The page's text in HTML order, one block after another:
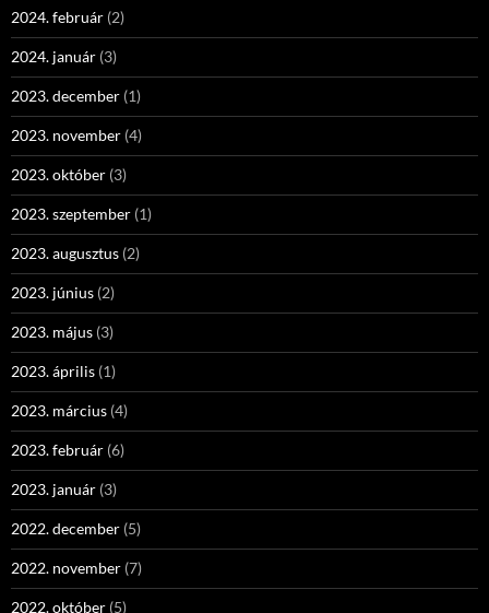
2024. február (2)
2024. január (3)
2023. december (1)
2023. november (4)
2023. október (3)
2023. szeptember (1)
2023. augusztus (2)
2023. június (2)
2023. május (3)
2023. április (1)
2023. március (4)
2023. február (6)
2023. január (3)
2022. december (5)
2022. november (7)
2022. október (5)